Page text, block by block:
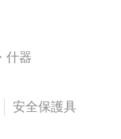
什器
安全保護具